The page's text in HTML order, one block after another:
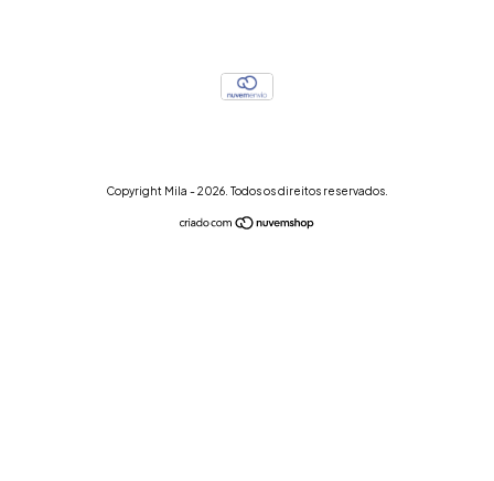
Copyright Mila - 2026. Todos os direitos reservados.